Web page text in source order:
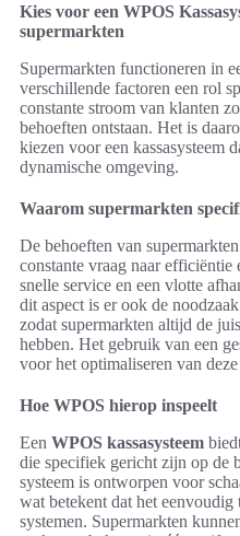
Kies voor een WPOS
supermarkten
Supermarkten functioneren in
verschillende factoren een rol
constante stroom van klanten
behoeften ontstaan. Het is
kiezen voor een kassasysteem
dynamische omgeving.
Waarom supermarkten
De behoeften van
constante vraag naar
snelle service en een vlotte
dit aspect is er ook de
zodat supermarkten altijd de
hebben. Het gebruik van een
voor het optimaliseren van deze
Hoe WPOS hierop inspeelt
Een WPOS kassasysteem
die specifiek gericht zijn op de
systeem is ontworpen voor
wat betekent dat het eenvoudig
systemen. Supermarkten